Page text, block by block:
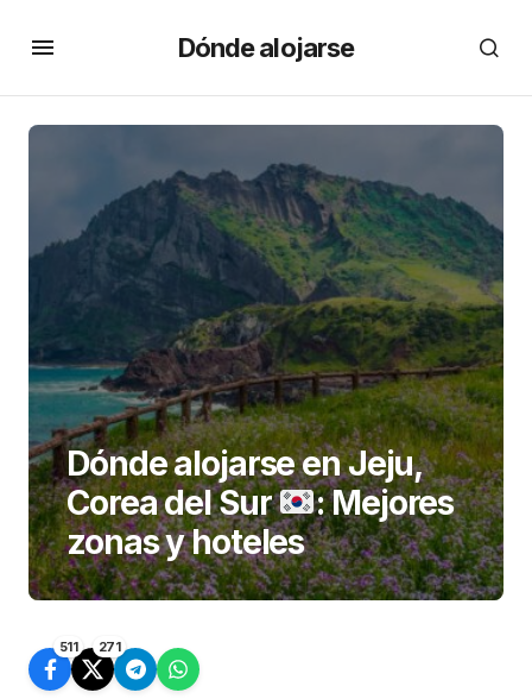
Dónde alojarse
Dónde alojarse en Jeju,
Corea del Sur
: Mejores
zonas y hoteles
511 271